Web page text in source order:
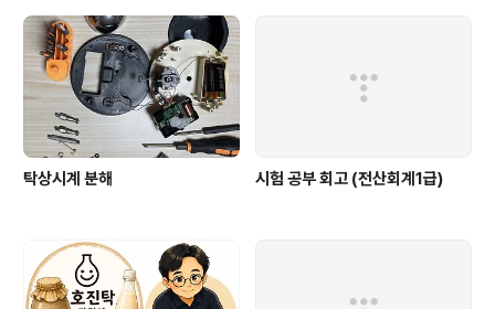
탁상시계 분해 시험 공부 회고 (전산회계1급)